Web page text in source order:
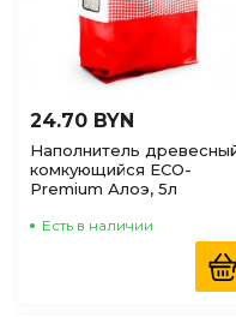
24.70 BYN
Наполнитель
комкующийся ECO-
Premium Алоэ, 5л
Есть в наличии